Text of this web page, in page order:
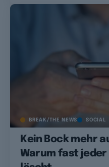
BREAK/THE NEWS SOCIAL
Kein Bock mehr
Warum fast jeder